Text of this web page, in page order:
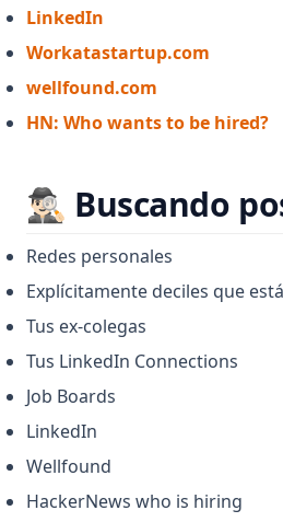
LinkedIn
Workatastartup.com
wellfound.com
HN: Who wants to be hired?
🕵🏻‍♂️ Buscando
Redes personales
Explícitamente deciles que
Tus ex-colegas
Tus LinkedIn Connections
Job Boards
LinkedIn
Wellfound
HackerNews who is hiring